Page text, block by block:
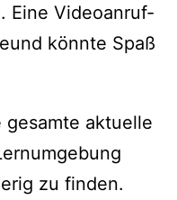
Eine Videoanruf-
könnte Spaß
gesamte aktuelle
zu finden.